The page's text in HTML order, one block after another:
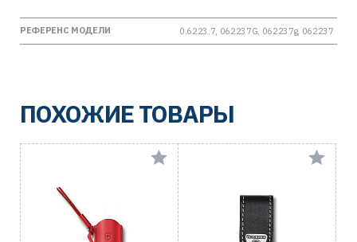
РЕФЕРЕНС МОДЕЛИ 0.6223.7, 062237G, 062237g, 062237
ПОХОЖИЕ ТОВАРЫ